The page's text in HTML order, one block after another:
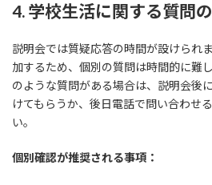
4. 学校生活に関する質問
説明会では質疑応答の時間が設けられ
加するため、個別の質問は時間的に難
のような質問がある場合は、説明会後
けてもらうか、後日電話で問い合わせ
い。
個別確認が推奨される事項：